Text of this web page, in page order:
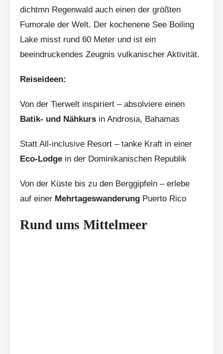
dichtmn Regenwald auch einen der größten
Fumorale der Welt. Der kochenene See Boiling
Lake misst rund 60 Meter und ist ein
beeindruckendes Zeugnis vulkanischer Aktivität.
Reiseideen:
Von der Tierwelt inspiriert – absolviere einen
Batik- und Nähkurs in Androsia, Bahamas
Statt All-inclusive Resort – tanke Kraft in einer
Eco-Lodge in der Dominikanischen Republik
Von der Küste bis zu den Berggipfeln – erlebe
auf einer Mehrtageswanderung Puerto Rico
Rund ums Mittelmeer